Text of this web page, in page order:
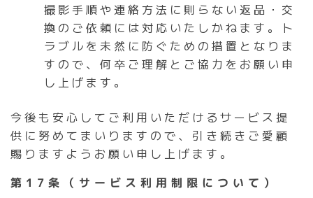
撮影手順や連絡方法に則らない返品・交
換のご依頼には対応いたしかねます。ト
ラブルを未然に防ぐための措置となりま
すので、何卒ご理解とご協力をお願い申
し上げます。
今後も安心してご利用いただけるサービス提
供に努めてまいりますので、引き続きご愛顧
賜りますようお願い申し上げます。
第17条（サービス利用制限について）